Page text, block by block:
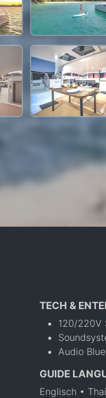
TECH &
120/220V
Audio
GUIDE
Englisch • Thai